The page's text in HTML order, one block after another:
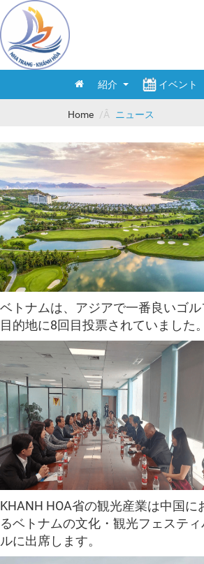
紹介
概要
行政単位
名物
祭り
経済
歴史
イベント
Home ニュース
ベトナムは、アジアで一番良いゴル
目的地に8回目投票されていました。
KHANH HOA省の観光産業は中国に
るベトナムの文化・観光フェスティ
ルに出席します。